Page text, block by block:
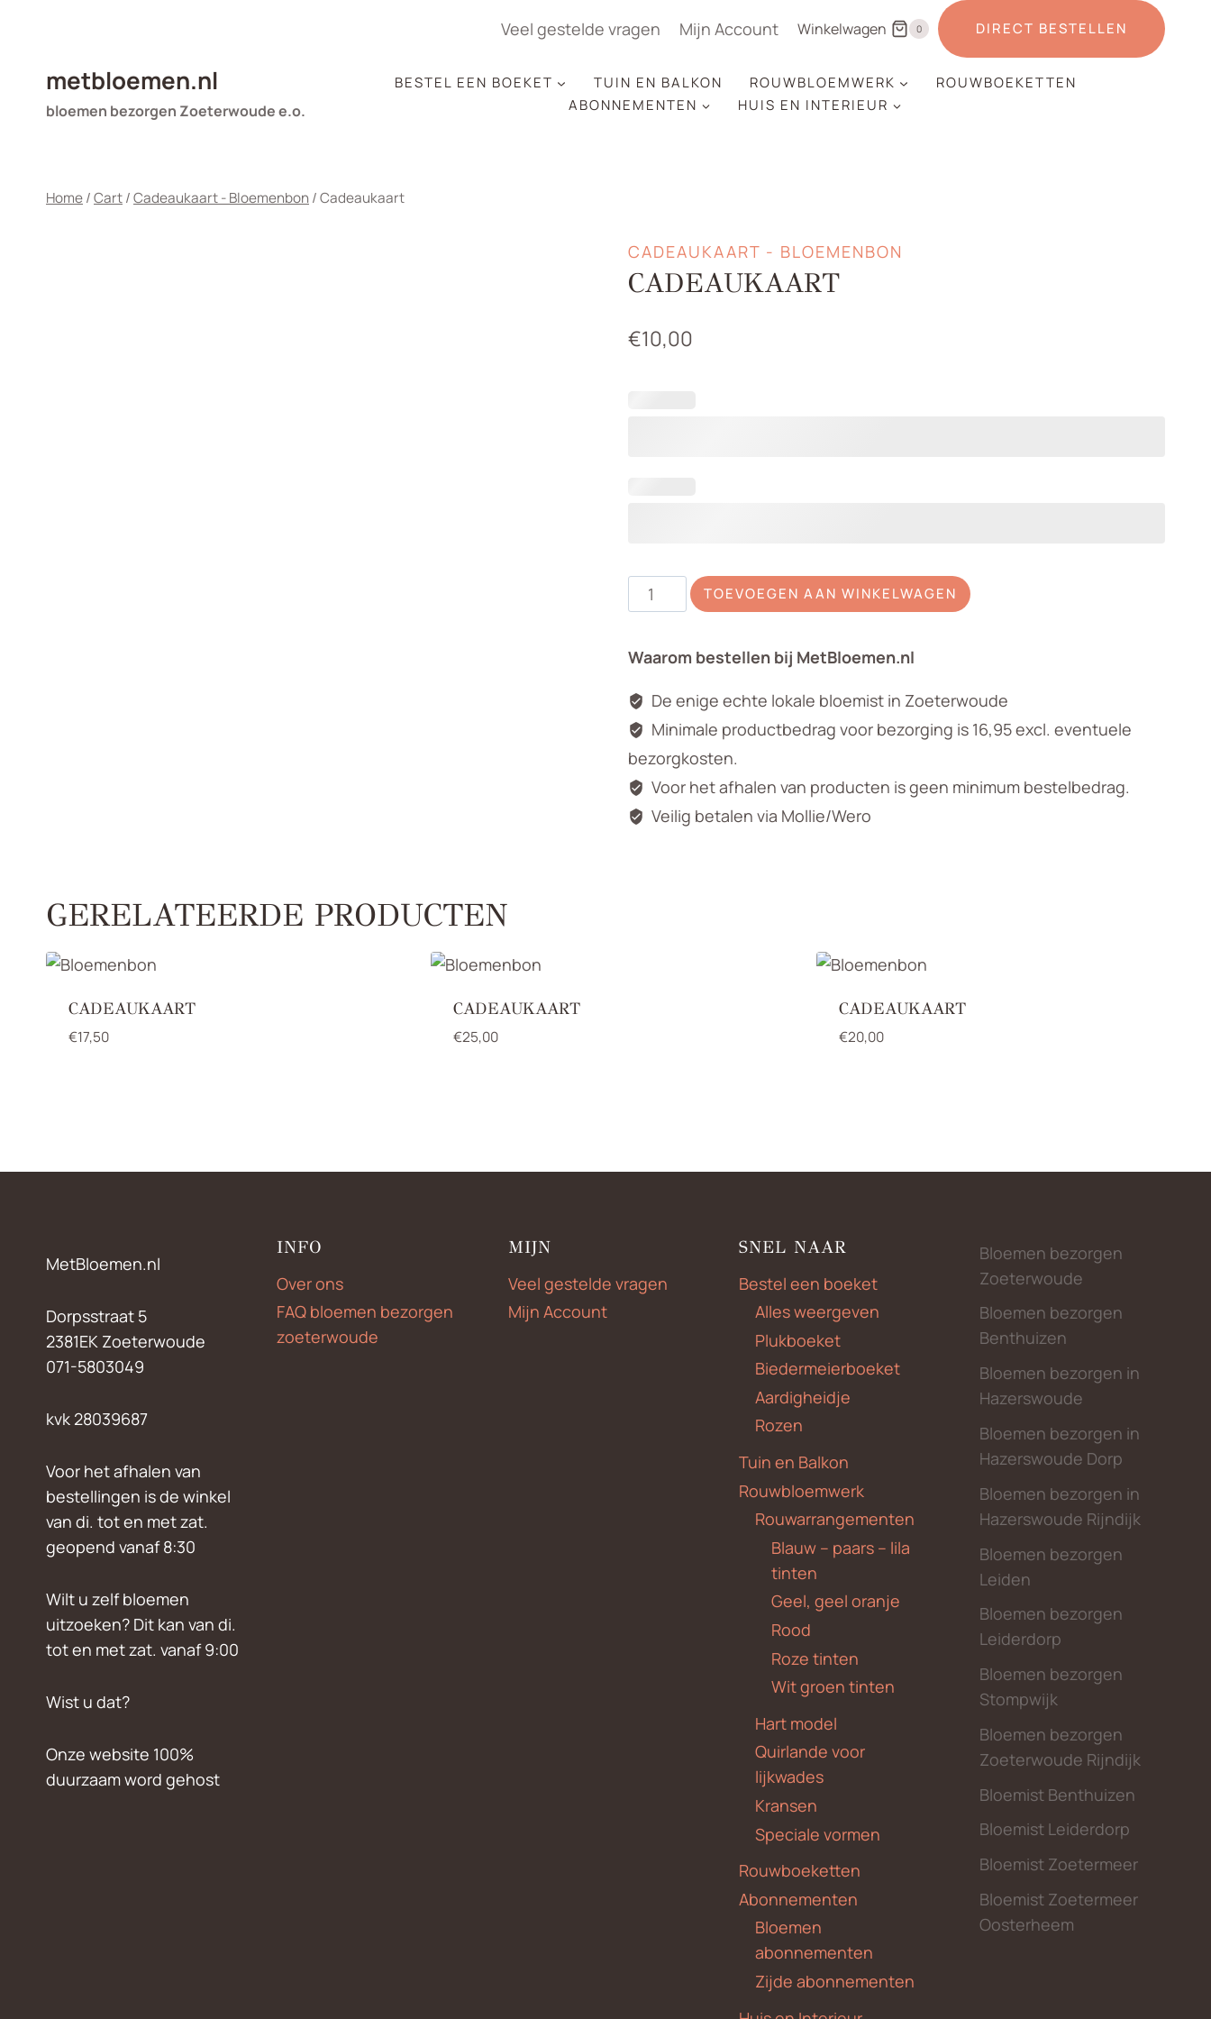
Veel gestelde vragen Mijn Account Winkelwagen 0 DIRECT BESTELLEN
metbloemen.nl
bloemen bezorgen Zoeterwoude e.o.
BESTEL EEN BOEKET TUIN EN BALKON ROUWBLOEMWERK
ROUWBOEKETTEN
ABONNEMENTEN
HUIS EN INTERIEUR
Home/Cart/Cadeaukaart - Bloemenbon/Cadeaukaart
CADEAUKAART - BLOEMENBON
CADEAUKAART
€10,00
Cadeaukaart
aantal
TOEVOEGEN AAN WINKELWAGEN
Waarom bestellen bij MetBloemen.nl
De enige echte lokale bloemist in Zoeterwoude
Minimale productbedrag voor bezorging is 16,95 excl. eventuele
bezorgkosten.
Voor het afhalen van producten is geen minimum bestelbedrag.
Veilig betalen via Mollie/Wero
GERELATEERDE PRODUCTEN
CADEAUKAART
€17,50
CADEAUKAART
€25,00
CADEAUKAART
€20,00
MetBloemen.nl
Dorpsstraat 5
2381EK Zoeterwoude
071-5803049
kvk 28039687
Voor het afhalen van
bestellingen is de winkel
van di. tot en met zat.
geopend vanaf 8:30
Wilt u zelf bloemen
uitzoeken? Dit kan van di.
tot en met zat. vanaf 9:00
Wist u dat?
Onze website 100%
duurzaam word gehost
INFO
Over ons
FAQ bloemen bezorgen
zoeterwoude
MIJN
Veel gestelde vragen
Mijn Account
SNEL NAAR
Bestel een boeket
Alles weergeven
Plukboeket
Biedermeierboeket
Aardigheidje
Rozen
Tuin en Balkon
Rouwbloemwerk
Rouwarrangementen
Blauw – paars – lila
tinten
Geel, geel oranje
Rood
Roze tinten
Wit groen tinten
Hart model
Quirlande voor
lijkwades
Kransen
Speciale vormen
Rouwboeketten
Abonnementen
Bloemen
abonnementen
Zijde abonnementen
Bloemen bezorgen
Zoeterwoude
Bloemen bezorgen
Benthuizen
Bloemen bezorgen in
Hazerswoude
Bloemen bezorgen in
Hazerswoude Dorp
Bloemen bezorgen in
Hazerswoude Rijndijk
Bloemen bezorgen
Leiden
Bloemen bezorgen
Leiderdorp
Bloemen bezorgen
Stompwijk
Bloemen bezorgen
Zoeterwoude Rijndijk
Bloemist Benthuizen
Bloemist Leiderdorp
Bloemist Zoetermeer
Bloemist Zoetermeer
Oosterheem